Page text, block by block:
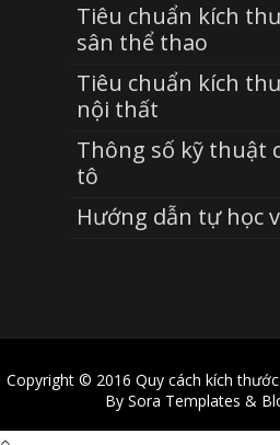
Tiêu chuẩn kích
sân thể thao
Tiêu chuẩn kích
nội thất
Thông số kỹ thuật
tô
Hướng dẫn tự học
Copyright © 2016 Quy cách kích thước
By Sora Templates &